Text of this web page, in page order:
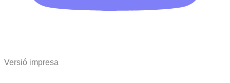
Versió impresa